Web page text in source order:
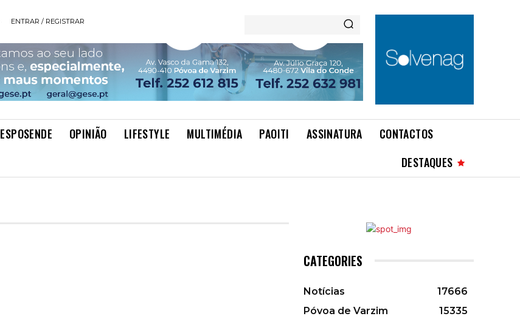
ENTRAR / REGISTRAR
ESPOSENDE OPINIÃO LIFESTYLE MULTIMÉDIA PAOITI ASSINATURA
CONTACTOS
DESTAQUES
CATEGORIES
Notícias
17666
Póvoa de Varzim
15335